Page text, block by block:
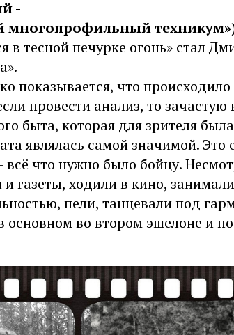
-
многопрофильный
в тесной печурке огонь» стал
показывается, что
провести анализ, то
быта, которая для зрителя
являлась самой значимой.
всё что нужно было бойцу.
газеты, ходили в кино,
пели, танцевали под
во втором эшелоне и